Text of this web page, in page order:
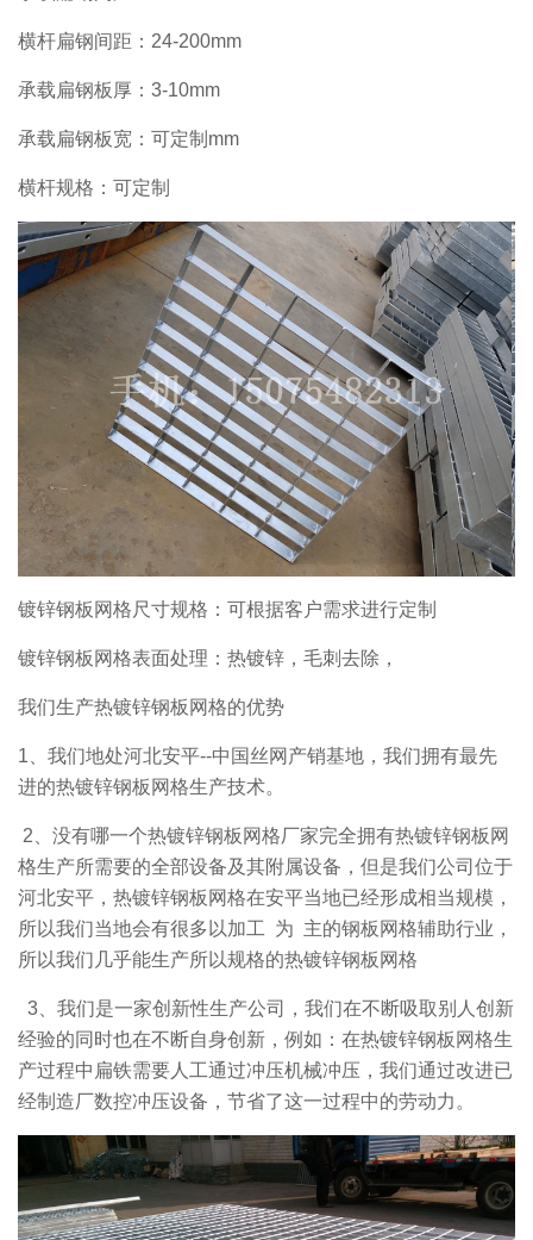
横杆扁钢间距：24-200mm
承载扁钢板厚：3-10mm
承载扁钢板宽：可定制mm
横杆规格：可定制
镀锌钢板网格尺寸规格：可根据客户需求进行定制
镀锌钢板网格表面处理：热镀锌，毛刺去除，
我们生产热镀锌钢板网格的优势
1、我们地处河北安平--中国丝网产销基地，我们拥有最先
进的热镀锌钢板网格生产技术。
2、没有哪一个热镀锌钢板网格厂家完全拥有热镀锌钢板网
格生产所需要的全部设备及其附属设备，但是我们公司位于
河北安平，热镀锌钢板网格在安平当地已经形成相当规模，
所以我们当地会有很多以加工 为 主的钢板网格辅助行业，
所以我们几乎能生产所以规格的热镀锌钢板网格
3、我们是一家创新性生产公司，我们在不断吸取别人创新
经验的同时也在不断自身创新，例如：在热镀锌钢板网格生
产过程中扁铁需要人工通过冲压机械冲压，我们通过改进已
经制造厂数控冲压设备，节省了这一过程中的劳动力。